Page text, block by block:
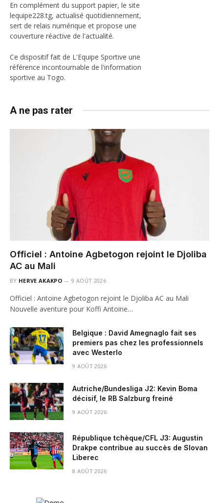
En complément du support papier, le site
lequipe228.tg, actualisé quotidiennement,
sert de relais numérique et propose une
couverture réactive de l'actualité.
Ce dispositif fait de L'Equipe Sportive une
référence incontournable de l'information
sportive au Togo.
A ne pas rater
Officiel : Antoine Agbetogon rejoint le Djoliba
AC au Mali
BY HERVE AKAKPO 9 AOÛT 2026
Officiel : Antoine Agbetogon rejoint le Djoliba AC au Mali
Nouvelle aventure pour Koffi Antoine…
Belgique : David Amegnaglo fait ses
premiers pas chez les professionnels
avec Westerlo
9 AOÛT 2026
Autriche/Bundesliga J2: Kevin Boma
décisif, le RB Salzburg freiné
9 AOÛT 2026
République tchèque/CFL J3: Augustin
Drakpe contribue au succès de Slovan
Liberec
8 AOÛT 2026